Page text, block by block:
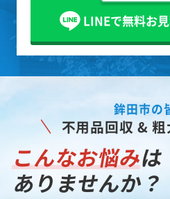
LINEで無料お
鉾田市の
不用品回収 &
こんなお悩みは
ありませんか？